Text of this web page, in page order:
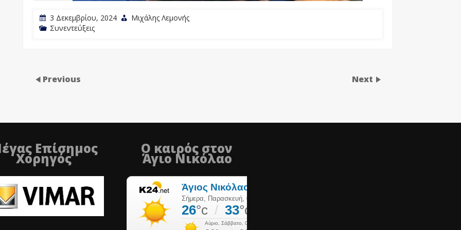
3 Δεκεμβρίου, 2024
Μιχάλης Λεμονής
Συνεντεύξεις
Previous Next
Επίσημος
Χορηγός
Ο καιρός στον
Άγιο Νικόλαο